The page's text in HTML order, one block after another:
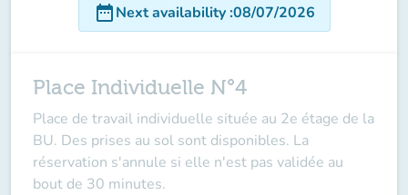
date_rangeNext availability:08/07/2026
Place Individuelle N°4
Place de travail individuelle située au 2e étage de la
BU. Des prises au sol sont disponibles. La
réservation s'annule si elle n'est pas validée au
bout de 30 minutes.